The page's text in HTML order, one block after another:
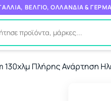
ΒΕΛΓΙΟ, ΟΛΛΑΝΔΙΑ &
130χλμ Πλήρης Ανάρτηση